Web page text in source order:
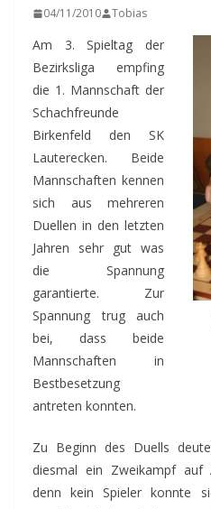
04/11/2010 Tobias
Am 3. Spieltag der
Bezirksliga empfing
die 1. Mannschaft der
Schachfreunde
Birkenfeld den SK
Lauterecken. Beide
Mannschaften kennen
sich aus mehreren
Duellen in den letzten
Jahren sehr gut was
die Spannung
garantierte. Zur
Spannung trug auch
bei, dass beide
Mannschaften in
Bestbesetzung
antreten konnten.
Zu Beginn des Duells
diesmal ein Zweikampf auf
denn kein Spieler konnte